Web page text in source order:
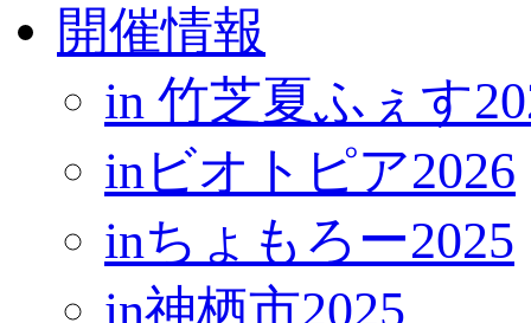
開催情報
in 竹芝夏ふぇす
inビオトピア2026
inちょもろー2025
in神栖市2025